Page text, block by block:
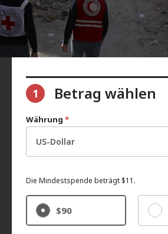
1 Betrag wählen
Währung *
Die Mindestspende beträgt $11.
$90